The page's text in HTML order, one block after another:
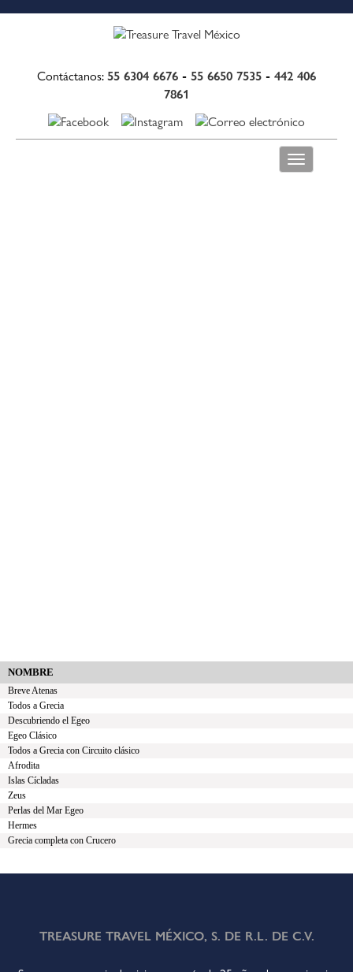
Contáctanos: 55 6304 6676 - 55 6650 7535 - 442 406
7861
Toggle
navigation
NOMBRE
Breve Atenas
Todos a Grecia
Descubriendo el Egeo
Egeo Clásico
Todos a Grecia con Circuito clásico
Afrodita
Islas Cícladas
Zeus
Perlas del Mar Egeo
Hermes
Grecia completa con Crucero
TREASURE TRAVEL MÉXICO, S. DE R.L. DE C.V.